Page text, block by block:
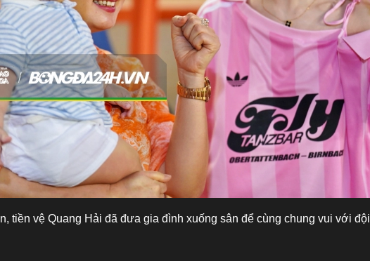
tiền vệ Quang Hải đã đưa gia đình xuống sân để cùng chung vui với đội